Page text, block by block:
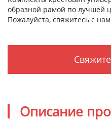
образной рамой по лучшей
Пожалуйста, свяжитесь с
Описание